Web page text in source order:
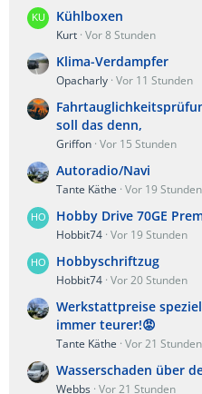
Kühlboxen
Kurt Vor 8 Stunden
Klima-Verdampfer
Opacharly Vor 11 Stunden
soll das denn,
Griffon Vor 15 Stunden
Autoradio/Navi
Tante Käthe Vor 19 Stunden
Hobby Drive 70GE
Hobbit74 Vor 19 Stunden
Hobbyschriftzug
Hobbit74 Vor 20 Stunden
Werkstattpreise
immer teurer!😡
Tante Käthe Vor 21 Stunden
Wasserschaden über
Webbs Vor 21 Stunden